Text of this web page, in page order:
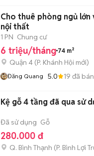
Cho thuê phòng ngủ lớn
nội thất
1 PN Chung cư
6 triệu/tháng 74 m²
Quận 4 (P. Khánh Hội mới)
Đăng Quang 5.0 19 đã bán
Kệ gỗ 4 tầng đã qua sử
Đã sử dụng Gỗ
280.000 đ
Q. Bình Thạnh (P. Bình Lợi